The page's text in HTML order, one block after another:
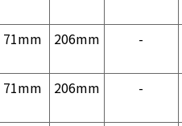
71mm 206mm -
71mm 206mm -